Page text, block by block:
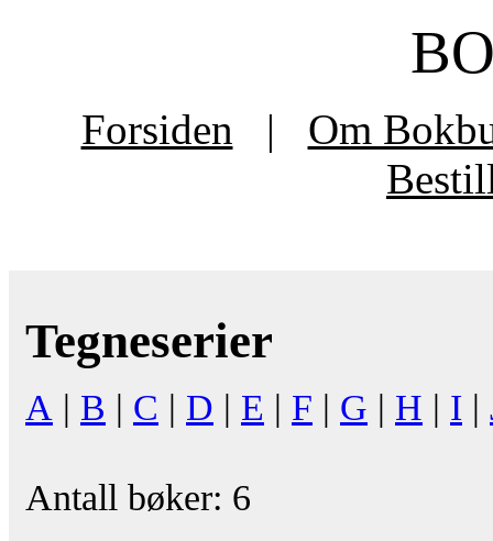
Forsiden |
Om
Tegneserier
A | B | C | D | E | F | G | H | I |
Antall bøker: 6